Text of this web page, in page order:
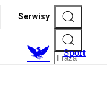
Serwisy
Sport